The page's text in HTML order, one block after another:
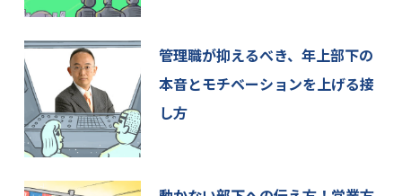
いただくことがございます。
4. 当社が取得した個人情報の第三者への委託、提供
について
当社は、ご本人に関する情報をご本人の同意なしに
第三者に委託または提供することはありません。
5. 個人情報保護のための安全管理
当社は、ご本人の個人情報を保護するための規程類
管理職が抑えるべき、年上部下の
本音とモチベーションを上げる接
し方